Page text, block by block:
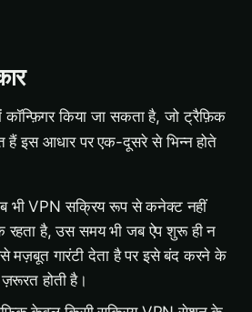
किया जा सकता है, जो ट्रैफ़िक
इस आधार पर एक-दूसरे से भिन्न होते
भी VPN सक्रिय रूप से कनेक्ट नहीं
रहता है, उस समय भी जब ऐप शुरू ही न
मज़बूत गारंटी देता है पर इसे बंद करने के
ज़रूरत होती है।